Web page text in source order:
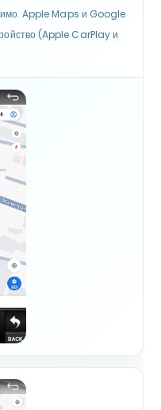
Apple Maps и Google
(Apple CarPlay и